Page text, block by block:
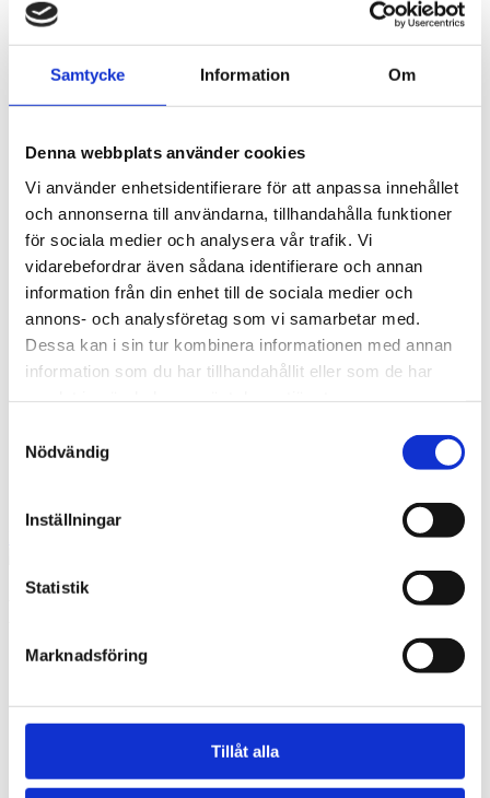
Samtycke Information Om
Denna webbplats använder cookies
Vi använder enhetsidentifierare för att anpassa innehållet
och annonserna till användarna, tillhandahålla funktioner
för sociala medier och analysera vår trafik. Vi
vidarebefordrar även sådana identifierare och annan
information från din enhet till de sociala medier och
annons- och analysföretag som vi samarbetar med.
Dessa kan i sin tur kombinera informationen med annan
information som du har tillhandahållit eller som de har
Nödvändig
Inställningar
Statistik
Marknadsföring
Tillåt alla
MU W - PTFE, självsmörjande, tryckbricka
MU S - PTFE, självsmörjande, glidplatta
MX P - POM, smörjbar, rak
MX W - POM, smörjbar, tryckbricka
BRM-80 P - Rullad brons, hål, rak
BRM-80 F - Rullad brons, hål, fläns
BRM-10 P - Rullad brons, fickor, rak
BRM-10 F - Rullad brons, fickor, fläns
BRM-10 W - Brons, fickor, tryckbricka
BRM-10 S - Brons, fickor, glidplatta
Oljebrons P - Sintrade, rak
Oljebrons F - Sintrade, fläns
Kraftöverföring
Smalkilremmar
Klassiska kilremmar
Kilremskivor
Koniska klämbussningar
Spännelement
Kedjehjul
Kedjelås
MU S - PTFE, självsmörjande,
glidplatta
MU S underhållsfria och blyfria glidplattor med ett glidskikt av
laddad PTFE och stålrygg. Denna sammansättning ger mycket
goda självsmörjande egenskaper och låg friktion.